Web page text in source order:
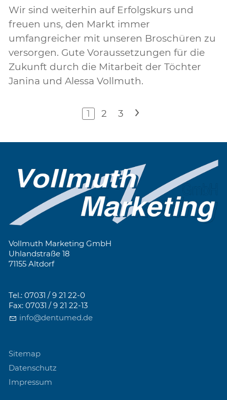
Wir sind weiterhin auf Erfolgskurs und
freuen uns, den Markt immer
umfangreicher mit unseren Broschüren zu
versorgen. Gute Voraussetzungen für die
Zukunft durch die Mitarbeit der Töchter
Janina und Alessa Vollmuth.
1 2 3 >
Vollmuth Marketing GmbH
Uhlandstraße 18
71155 Altdorf
Tel.: 07031 / 9 21 22-0
Fax: 07031 / 9 21 22-13
info@dentumed.de
Sitemap
Datenschutz
Impressum